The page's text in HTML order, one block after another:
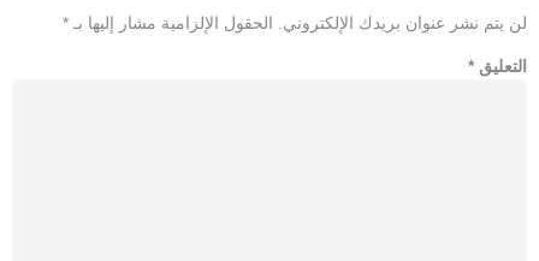
لن يتم نشر عنوان بريدك الإلكتروني. الحقول الإلزامية مشار إليها بـ *
التعليق *